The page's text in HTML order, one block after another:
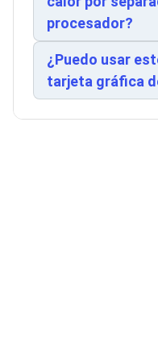
Ventiladores
Unidades de Disco
Quemadores de DVD
Desktop y Portátiles
Accesorios para
Cargadores
Maletines
para estaciones de
edición de vídeo,
cargas de trabajo
procesador viene en
disipador adicional
procesador?
¿Puedo usar
tarjeta gráfica